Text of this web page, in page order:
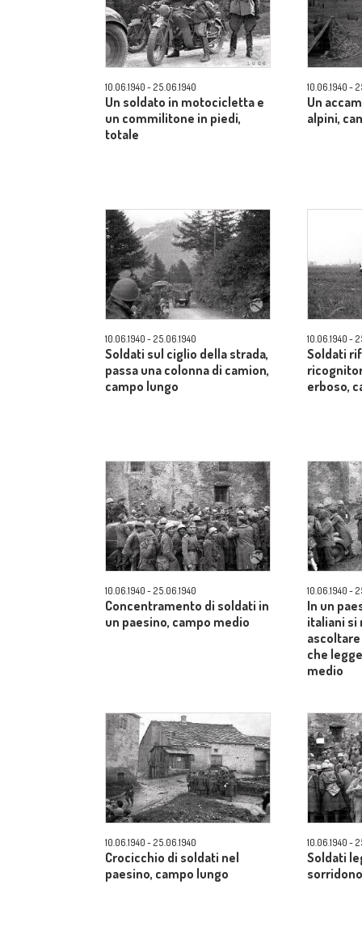
10.06.1940 - 25.06.1940
Un soldato in motocicletta e
un commilitone in piedi,
totale
10.06.1940 -
Un
alpini,
10.06.1940 - 25.06.1940
Soldati sul ciglio della strada,
passa una colonna di camion,
campo lungo
10.06.1940 -
Soldati
erboso,
10.06.1940 - 25.06.1940
Concentramento di soldati in
un paesino, campo medio
10.06.1940 -
In un
italiani si
che
medio
10.06.1940 - 25.06.1940
Crocicchio di soldati nel
paesino, campo lungo
10.06.1940 -
Soldati